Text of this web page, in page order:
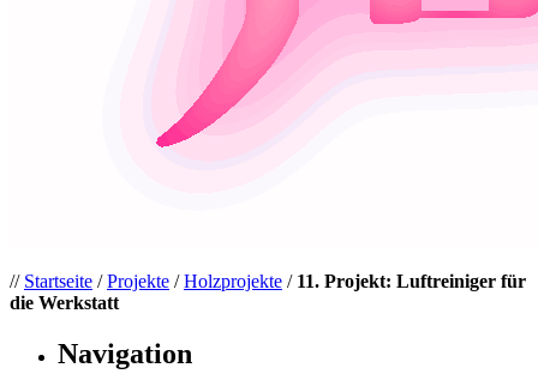
// Startseite /Projekte /Holzprojekte / 11. Projekt: Luftreiniger für
die Werkstatt
Navigation